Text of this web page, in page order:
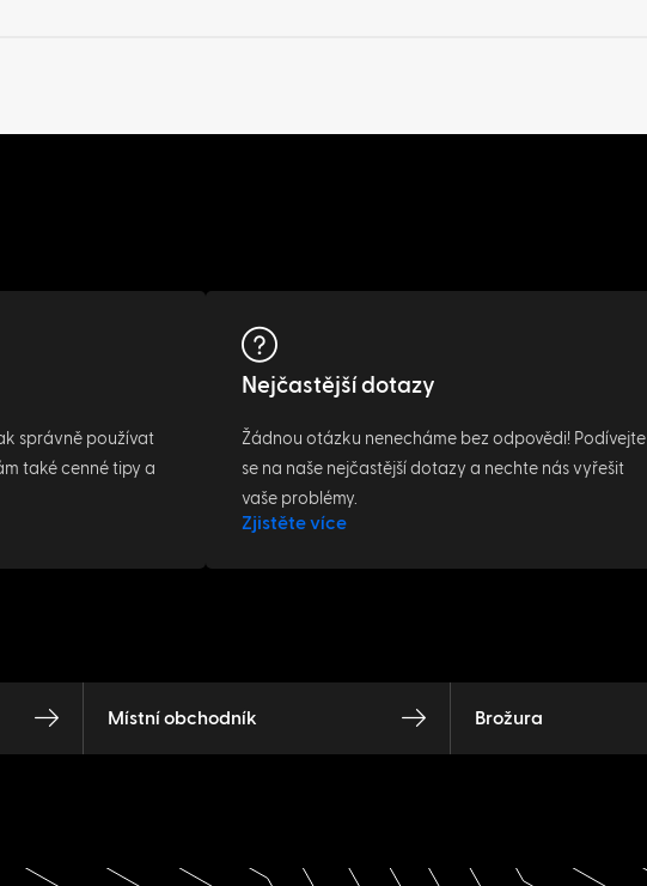
správně používat
také cenné tipy a
Nejčastější dotazy
Žádnou otázku nenecháme bez odpovědi! Podívejte
se na naše nejčastější dotazy a nechte nás vyřešit
vaše problémy.
Zjistěte více
Místní obchodník Brožura